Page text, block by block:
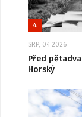
4
SRP, 04 2026
Před
Horský